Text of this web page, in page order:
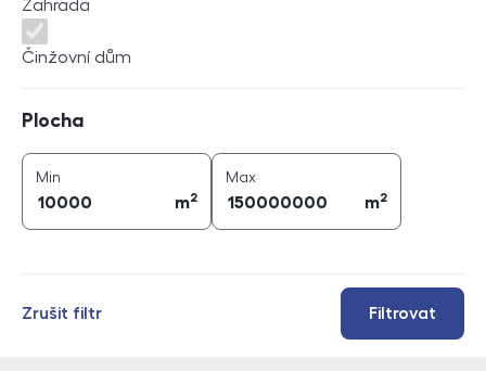
Zahrada
Činžovní dům
Plocha
Min
m2
Maxplocha (
m2
Filtrovat
Zrušit filtr